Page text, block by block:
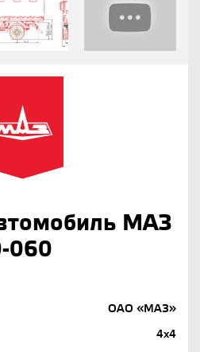
МАЗ
060
ОАО «МАЗ»
4х4